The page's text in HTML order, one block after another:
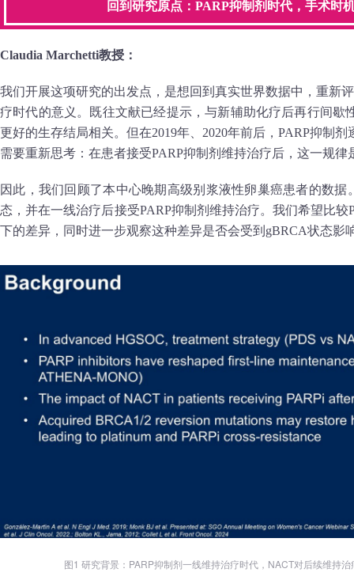
回到研究原点：PARP抑制剂时代，手术时
Claudia Marchetti教授：
我们开展这项研究的出发点，是想回到真实世界数据中，重新
疗时代的意义。既往文献已经提示，与新辅助化疗后再行间歇
更好的生存结局相关。但在2019年、2020年前后，PARP抑制
需要重新思考：在患者接受PARP抑制剂维持治疗后，这一规律
因此，我们回顾了本中心晚期高级别浆液性卵巢癌患者的数
态，并在一线治疗后接受PARP抑制剂维持治疗。我们希望比
下的差异，同时进一步观察这种差异是否会受到gBRCA状态影
图1 研究背景：PARP抑制剂一线维持治疗时代，NACT对后续维持